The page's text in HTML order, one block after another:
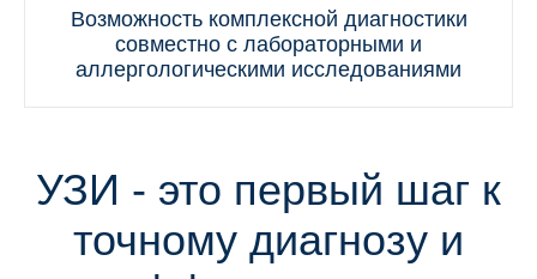
Возможность комплексной диагностики
совместно с лабораторными и
аллергологическими исследованиями
УЗИ - это первый шаг к
точному диагнозу и